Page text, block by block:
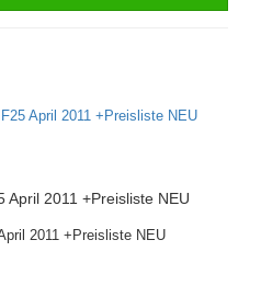
April 2011 +Preisliste NEU
2011 +Preisliste NEU